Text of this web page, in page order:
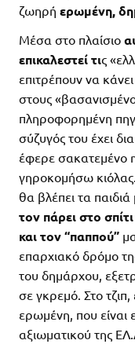
ζωηρή ερωμένη,
Μέσα στο πλαίσιο
επικαλεστεί τις
επιτρέπουν να
στους
πληροφορημένη
σύζυγός του έχει
έφερε σακατεμένο
γηροκομήσω
θα βλέπει τα
τον πάρει στο
και τον “παππού”
επαρχιακό δρόμο
του δημάρχου,
σε γκρεμό. Στο τζιπ,
ερωμένη, που είναι
αξιωματικού της